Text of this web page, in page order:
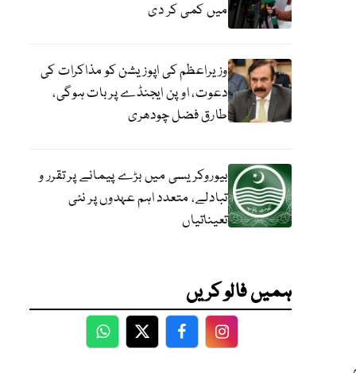
میں کمی کر دی
وزیراعظم کی اپوزیشن کو مذاکرات کی
دعوت، اوپن ایجنڈے پر بات ہوگی،
طارق فضل چودھری
بیوروکریسی میں بڑے پیمانے پر تقرر و
تبادلے، متعدد اہم عہدوں پر نئی
تعیناتیاں
ہمیں فالو کریں
WhatsApp
TwitterFacebookFacebook